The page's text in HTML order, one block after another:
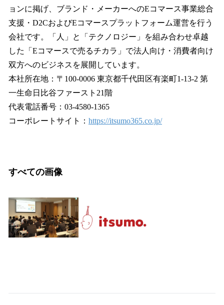
ョンに掲げ、ブランド・メーカーへのEコマース事業総合
支援・D2CおよびEコマースプラットフォーム運営を行う
会社です。「人」と「テクノロジー」を組み合わせ卓越
した「Eコマースで売るチカラ」で法人向け・消費者向け
双方へのビジネスを展開しています。
本社所在地：〒100-0006 東京都千代田区有楽町1-13-2 第
一生命日比谷ファースト21階
代表電話番号：03-4580-1365
コーポレートサイト： https://itsumo365.co.jp/
すべての画像